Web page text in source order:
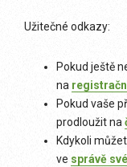
Užitečné odkazy:
Pokud ještě
na
Pokud vaše
prodloužit na
Kdykoli
ve správě